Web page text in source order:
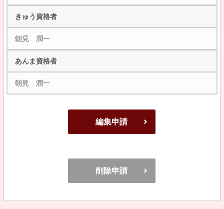
きゅう資格者
朝見 潤一
あんま資格者
朝見 潤一
編集申請
削除申請